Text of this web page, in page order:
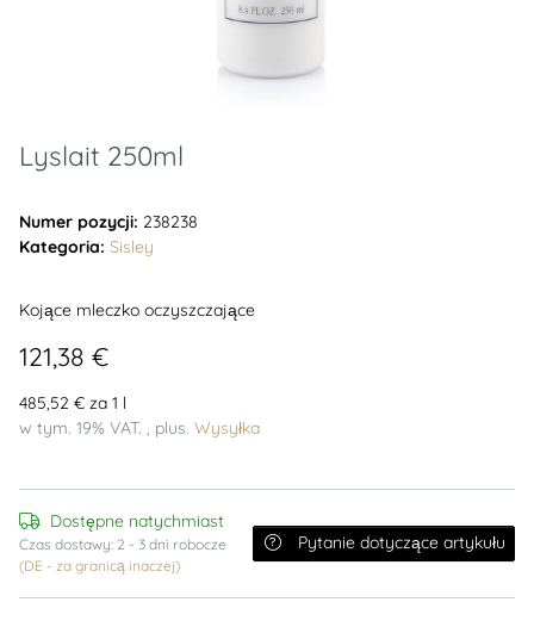
Lyslait 250ml
Numer pozycji: 238238
Kategoria: Sisley
Kojące mleczko oczyszczające
121,38 €
485,52 € za 1 l
w tym. 19% VAT. , plus. Wysyłka
Dostępne natychmiast
Czas dostawy: 2 - 3 dni robocze
(DE - za granicą inaczej)
Pytanie dotyczące artykułu